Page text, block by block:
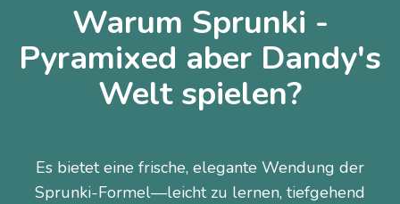
Warum Sprunki -
Pyramixed aber Dandy's
Welt spielen?
Es bietet eine frische, elegante Wendung der
Sprunki-Formel—leicht zu lernen, tiefgehend